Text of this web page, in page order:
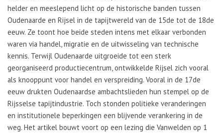
helder en meeslepend licht op de historische banden tussen
Oudenaarde en Rijsel in de tapijtwereld van de 15de tot de 18de
eeuw. Ze toont hoe beide steden intens met elkaar verbonden
waren via handel, migratie en de uitwisseling van technische
kennis. Terwijl Oudenaarde uitgroeide tot een sterk
georganiseerd productiecentrum, ontwikkelde Rijsel zich vooral
als knooppunt voor handel en verspreiding. Vooral in de 17de
eeuw drukten Oudenaardse ambachtslieden hun stempel op de
Rijsselse tapijtindustrie. Toch stonden politieke veranderingen
en institutionele beperkingen een blijvende verankering in de
weg. Het artikel bouwt voort op een lezing die Vanwelden op 1